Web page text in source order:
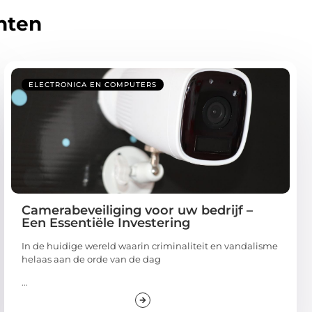
ELECTRONICA EN COMPUTERS
Camerabeveiliging voor uw bedrijf –
Een Essentiële Investering
In de huidige wereld waarin criminaliteit en vandalisme
helaas aan de orde van de dag
...